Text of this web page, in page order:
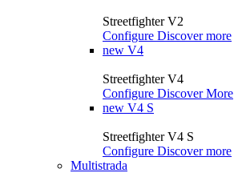
Streetfighter V2
Configure Discover more
new V4
Streetfighter V4
Configure Discover More
new V4 S
Streetfighter V4 S
Configure Discover more
Multistrada